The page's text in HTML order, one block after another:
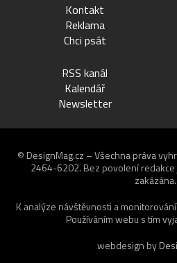
Kontakt
Reklama
Chci psát
RSS kanál
Kalendář
Newsletter
© DesignMag.cz – Všechna práva
2464-6202. Bez povolení
zakázána.
K analýze návštěvnosti a
Používáním webu s tím
webdesign by